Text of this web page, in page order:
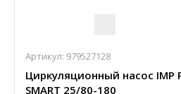
Артикул: 979527128
Циркуляционный насос IMP
SMART 25/80-180